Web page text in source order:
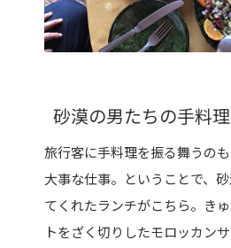
砂漠の男たちの手料理
旅行客に手料理を振る舞うの
大事な仕事。ということで、
てくれたランチがこちら。き
トをざく切りしたモロッカン